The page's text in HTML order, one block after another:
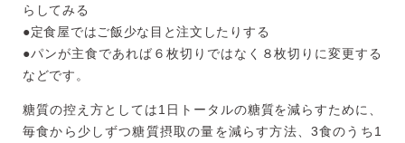
らしてみる
●定食屋ではご飯少な目と注文したりする
●パンが主食であれば６枚切りではなく８枚切りに変更する
などです。
糖質の控え方としては1日トータルの糖質を減らすために、
毎食か ら少しずつ糖質摂取の量を減らす方法、3食のうち1